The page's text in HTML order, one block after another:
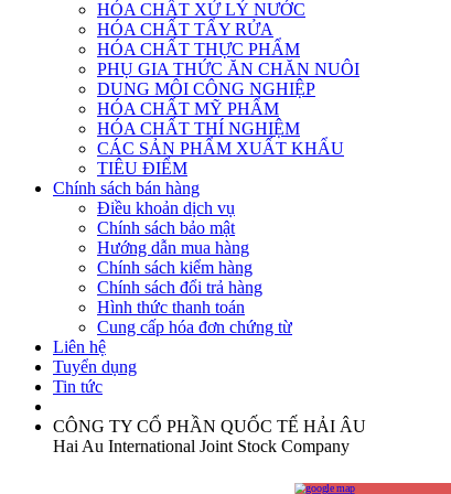
HÓA CHẤT XỬ LÝ NƯỚC
HÓA CHẤT TẨY RỬA
HÓA CHẤT THỰC PHẨM
PHỤ GIA THỨC ĂN CHĂN NUÔI
DUNG MÔI CÔNG NGHIỆP
HÓA CHẤT MỸ PHẨM
HÓA CHẤT THÍ NGHIỆM
CÁC SẢN PHẨM XUẤT KHẨU
TIÊU ĐIỂM
Chính sách bán hàng
Điều khoản dịch vụ
Chính sách bảo mật
Hướng dẫn mua hàng
Chính sách kiểm hàng
Chính sách đổi trả hàng
Hình thức thanh toán
Cung cấp hóa đơn chứng từ
Liên hệ
Tuyển dụng
Tin tức
CÔNG TY CỔ PHẦN QUỐC TẾ HẢI ÂU
Hai Au International Joint Stock Company